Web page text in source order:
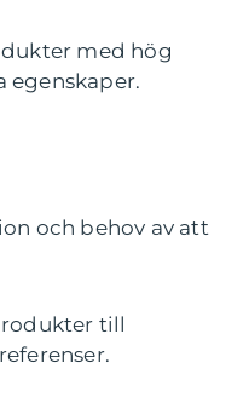
med hög
egenskaper.
och behov av att
till